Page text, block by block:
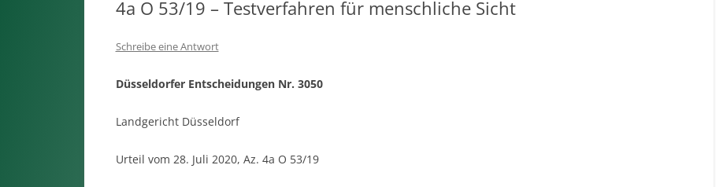
4a O 53/19 – Testverfahren für menschliche Sicht
Schreibe eine Antwort
Düsseldorfer Entscheidungen Nr. 3050
Landgericht Düsseldorf
Urteil vom 28. Juli 2020, Az. 4a O 53/19